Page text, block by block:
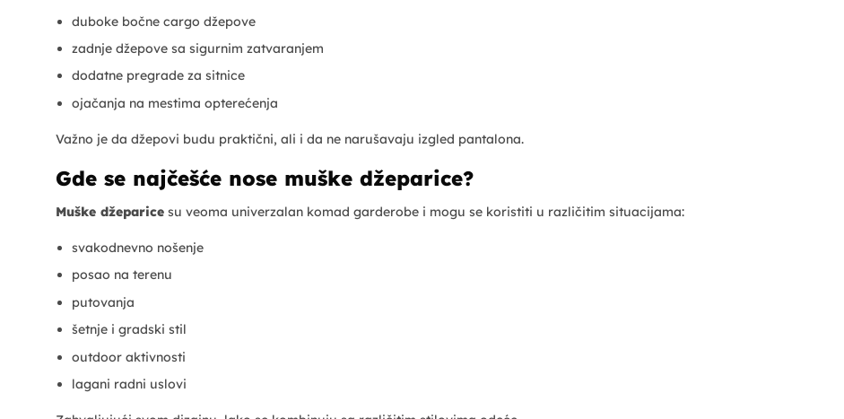
duboke bočne cargo džepove
zadnje džepove sa sigurnim zatvaranjem
dodatne pregrade za sitnice
ojačanja na mestima opterećenja
Važno je da džepovi budu praktični, ali i da ne narušavaju izgled pantalona.
Gde se najčešće nose muške džeparice?
Muške džeparice su veoma univerzalan komad garderobe i mogu se koristiti u različitim situacijama:
svakodnevno nošenje
posao na terenu
putovanja
šetnje i gradski stil
outdoor aktivnosti
lagani radni uslovi